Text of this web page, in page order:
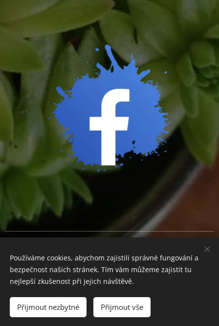
Do košíku
Měna
CZK Kč
EUR €
Používáme cookies, abychom zajistili správné fungování a
bezpečnost našich stránek. Tím vám můžeme zajistit tu
nejlepší zkušenost při jejich návštěvě.
Přijmout nezbytné Přijmout vše